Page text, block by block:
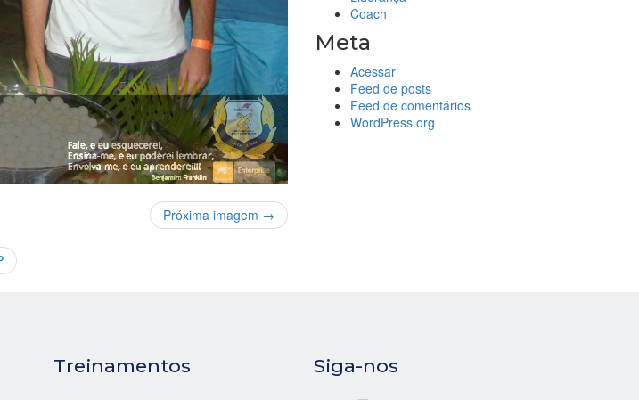
Próxima imagem →
Coach
Meta
Acessar
Feed de posts
Feed de comentários
WordPress.org
Treinamentos Siga-nos